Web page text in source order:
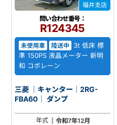
福井支店
問い合わせ番号：
R124345
未使用車 陸送中
3t 低床 標
準 150PS 液晶メーター 新明
和 コボレーン
三菱 ｜キャンター｜2RG-
FBA60｜ ダンプ
年式
令和7年12月